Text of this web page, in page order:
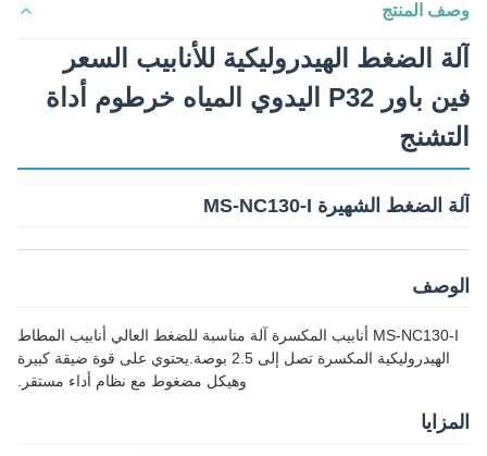
وصف المنتج
آلة الضغط الهيدروليكية للأنابيب السعر
فين باور P32 اليدوي المياه خرطوم أداة
التشنج
آلة الضغط الشهيرة MS-NC130-I
الوصف
MS-NC130-I أنابيب المكسرة آلة مناسبة للضغط العالي أنابيب المطاط
الهيدروليكية المكسرة تصل إلى 2.5 بوصة.يحتوي على قوة ضيقة كبيرة
وهيكل مضغوط مع نظام أداء مستقر.
المزايا